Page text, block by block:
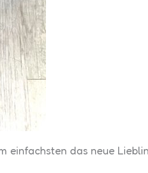
einfachsten das neue